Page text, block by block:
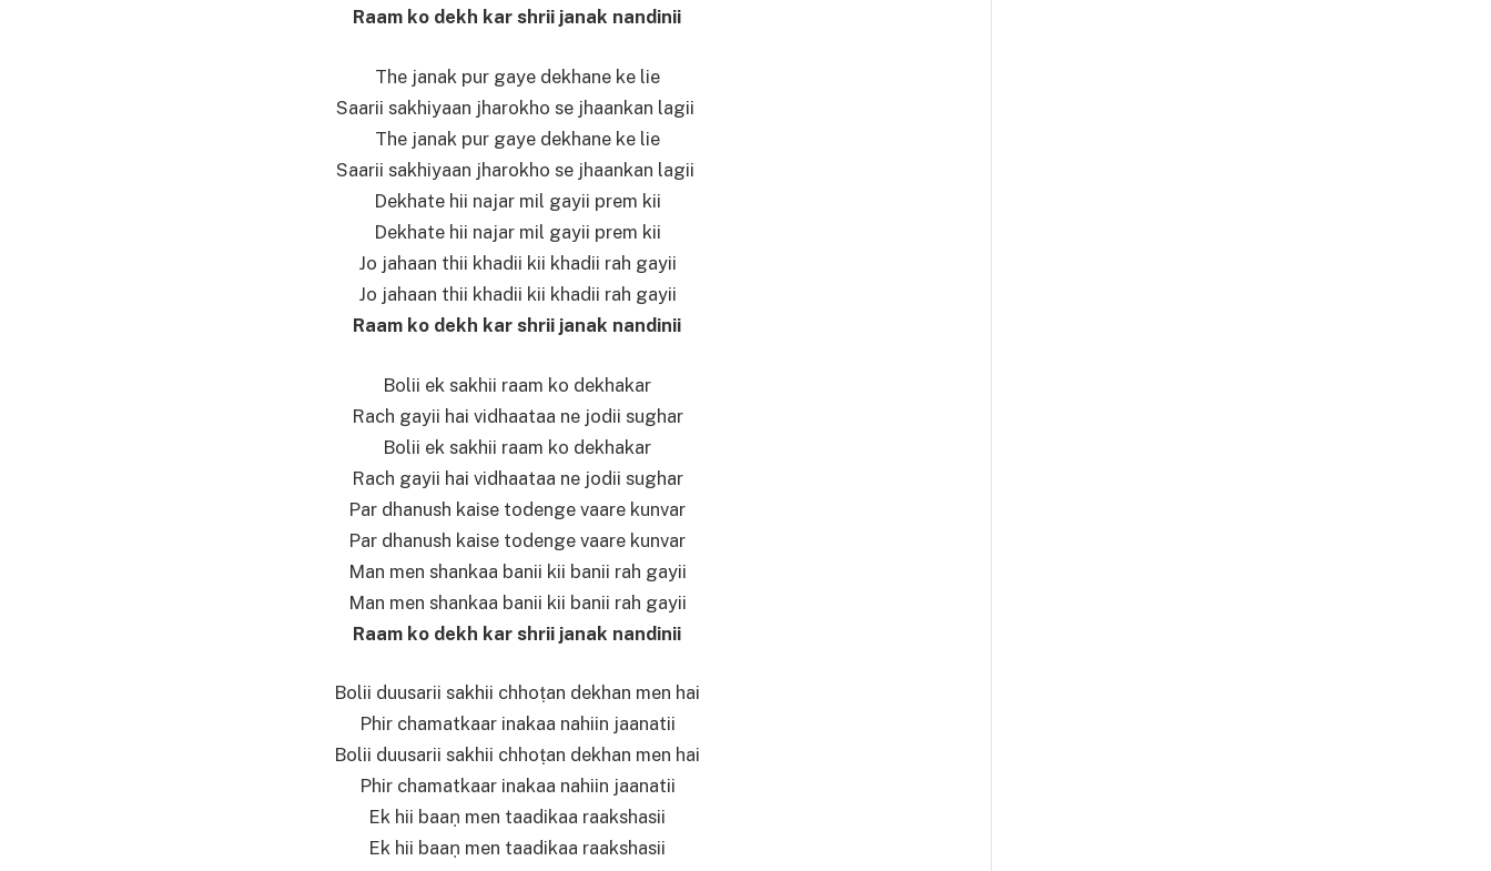
Raam ko dekh kar shrii janak nandinii
The janak pur gaye dekhane ke lie
Saarii sakhiyaan jharokho se jhaankan lagii
The janak pur gaye dekhane ke lie
Saarii sakhiyaan jharokho se jhaankan lagii
Dekhate hii najar mil gayii prem kii
Dekhate hii najar mil gayii prem kii
Jo jahaan thii khadii kii khadii rah gayii
Jo jahaan thii khadii kii khadii rah gayii
Raam ko dekh kar shrii janak nandinii
Bolii ek sakhii raam ko dekhakar
Rach gayii hai vidhaataa ne jodii sughar
Bolii ek sakhii raam ko dekhakar
Rach gayii hai vidhaataa ne jodii sughar
Par dhanush kaise todenge vaare kunvar
Par dhanush kaise todenge vaare kunvar
Man men shankaa banii kii banii rah gayii
Man men shankaa banii kii banii rah gayii
Raam ko dekh kar shrii janak nandinii
Bolii duusarii sakhii chhoṭan dekhan men hai
Phir chamatkaar inakaa nahiin jaanatii
Bolii duusarii sakhii chhoṭan dekhan men hai
Phir chamatkaar inakaa nahiin jaanatii
Ek hii baaṇ men taadikaa raakshasii
Ek hii baaṇ men taadikaa raakshasii